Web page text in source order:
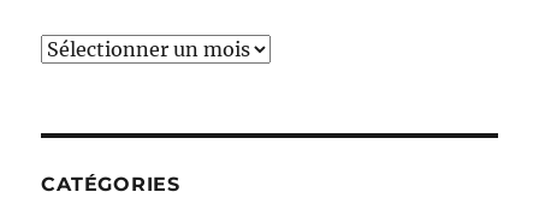
Archives
CATÉGORIES